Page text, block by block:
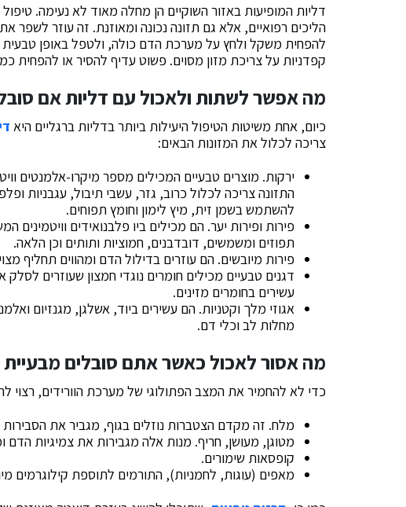
דליות המופיעות באזור השוקיים הן מחלה מאוד לא נעימה.
הליכים רפואיים, אלא גם תזונה נכונה ומאוזנת. זה עוזר לשפר
להפחית משקל ולחץ על מערכת הדם כולה, ולטפל באופן טבעית
קפדניות על צריכת מזון מסוים. פשוט עדיף להסיר או להפחית
מה אפשר לשתות ולאכול עם דליות אם
כיום, אחת משיטות הטיפול היעילות ביותר בדליות ברגליים היא
צריכה לכלול את המזונות הבאים:
ירקות. מוצרים טבעיים המכילים מספר מיקרו-אלמנטים
התזונה צריכה לכלול כרוב, גזר, עשבי תיבול, עגבניות
להשתמש בשמן זית, מיץ לימון וחומץ תפוחים.
פירות ופירות יער. הם מכילים ביו פלבנואידים
תפוזים ומשמשים, דובדבנים, חמוציות ותותים וכן הלאה.
פירות מיובשים. הם עוזרים בדילול הדם ומהווים תחליף
דגנים טבעיים מכילים חומרים נוגדי חמצון שעוזרים
עשירים בחומרים מזינים.
אגוזי מלך וקטניות. הם עשירים ביוד, אשלגן, מגנזיום
מחלות לב וכלי דם.
מה אסור לאכול כאשר אתם סובלים מבעיית
כדי לא להחמיר את המצב הפתולוגי של מערכת הוורידים,
מלח. זה מקדם הצטברות נוזלים בגוף, מגביר את
מטוגן, מעושן, חריף. מנות אלה מגבירות את צמיגיות
קופסאות שימורים.
מאפים (עוגות, לחמניות), התורמים לתוספת קילוגרמים